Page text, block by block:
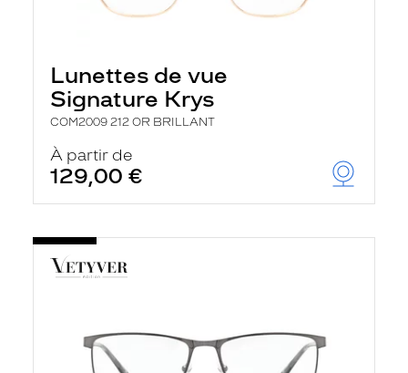
Lunettes de vue
Signature Krys
COM2009 212 OR BRILLANT
À partir de
129,00 €